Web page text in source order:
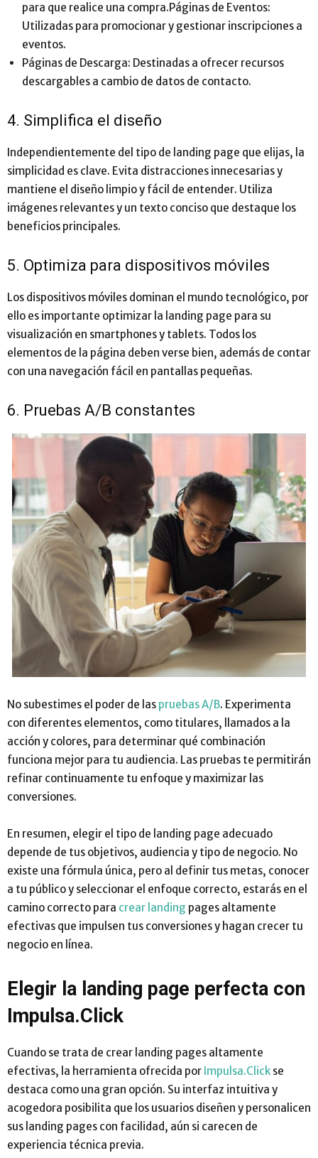
para que realice una compra.Páginas de Eventos:
Utilizadas para promocionar y gestionar inscripciones a
eventos.
Páginas de Descarga: Destinadas a ofrecer recursos
descargables a cambio de datos de contacto.
4. Simplifica el diseño
Independientemente del tipo de landing page que elijas, la
simplicidad es clave. Evita distracciones innecesarias y
mantiene el diseño limpio y fácil de entender. Utiliza
imágenes relevantes y un texto conciso que destaque los
beneficios principales.
5. Optimiza para dispositivos móviles
Los dispositivos móviles dominan el mundo tecnológico, por
ello es importante optimizar la landing page para su
visualización en smartphones y tablets. Todos los
elementos de la página deben verse bien, además de contar
con una navegación fácil en pantallas pequeñas.
6. Pruebas A/B constantes
No subestimes el poder de las pruebas A/B. Experimenta
con diferentes elementos, como titulares, llamados a la
acción y colores, para determinar qué combinación
funciona mejor para tu audiencia. Las pruebas te permitirán
refinar continuamente tu enfoque y maximizar las
conversiones.
En resumen, elegir el tipo de landing page adecuado
depende de tus objetivos, audiencia y tipo de negocio. No
existe una fórmula única, pero al definir tus metas, conocer
a tu público y seleccionar el enfoque correcto, estarás en el
camino correcto para crear landing pages altamente
efectivas que impulsen tus conversiones y hagan crecer tu
negocio en línea.
Elegir la landing page perfecta con
Impulsa.Click
Cuando se trata de crear landing pages altamente
efectivas, la herramienta ofrecida por Impulsa.Clickse
destaca como una gran opción. Su interfaz intuitiva y
acogedora posibilita que los usuarios diseñen y personalicen
sus landing pages con facilidad, aún si carecen de
experiencia técnica previa.